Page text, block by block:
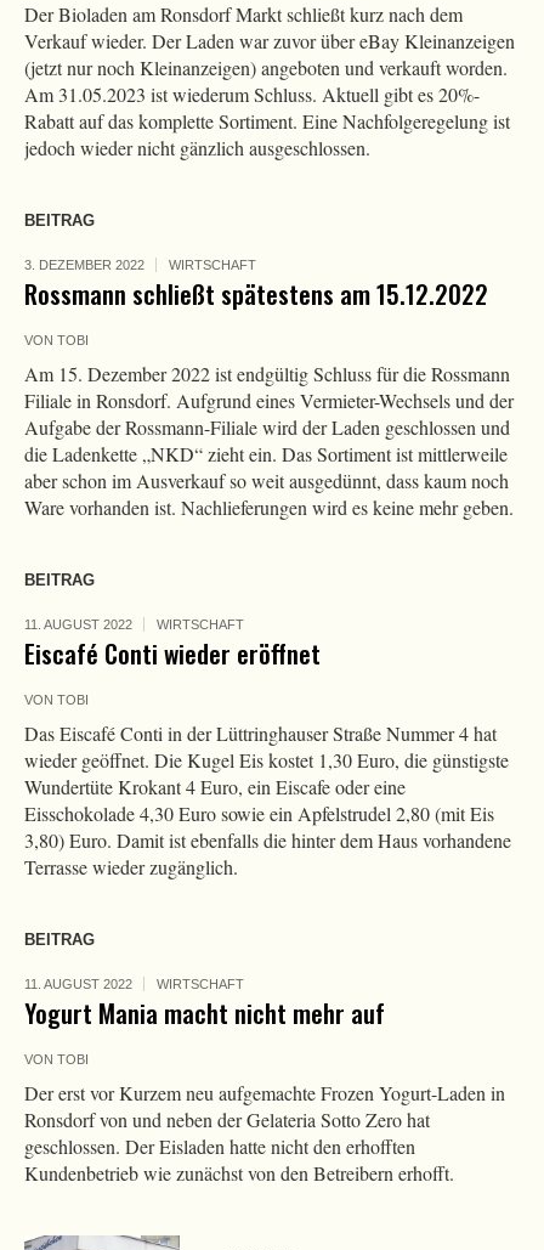
Der Bioladen am Ronsdorf Markt schließt kurz nach dem
Verkauf wieder. Der Laden war zuvor über eBay Kleinanzeigen
(jetzt nur noch Kleinanzeigen) angeboten und verkauft worden.
Am 31.05.2023 ist wiederum Schluss. Aktuell gibt es 20%-
Rabatt auf das komplette Sortiment. Eine Nachfolgeregelung ist
jedoch wieder nicht gänzlich ausgeschlossen.
BEITRAG
3. DEZEMBER 2022 WIRTSCHAFT
Rossmann schließt spätestens am 15.12.2022
VON TOBI
Am 15. Dezember 2022 ist endgültig Schluss für die Rossmann
Filiale in Ronsdorf. Aufgrund eines Vermieter-Wechsels und der
Aufgabe der Rossmann-Filiale wird der Laden geschlossen und
die Ladenkette „NKD“ zieht ein. Das Sortiment ist mittlerweile
aber schon im Ausverkauf so weit ausgedünnt, dass kaum noch
Ware vorhanden ist. Nachlieferungen wird es keine mehr geben.
BEITRAG
11. AUGUST 2022 WIRTSCHAFT
Eiscafé Conti wieder eröffnet
VON TOBI
Das Eiscafé Conti in der Lüttringhauser Straße Nummer 4 hat
wieder geöffnet. Die Kugel Eis kostet 1,30 Euro, die günstigste
Wundertüte Krokant 4 Euro, ein Eiscafe oder eine
Eisschokolade 4,30 Euro sowie ein Apfelstrudel 2,80 (mit Eis
3,80) Euro. Damit ist ebenfalls die hinter dem Haus vorhandene
Terrasse wieder zugänglich.
BEITRAG
11. AUGUST 2022 WIRTSCHAFT
Yogurt Mania macht nicht mehr auf
VON TOBI
Der erst vor Kurzem neu aufgemachte Frozen Yogurt-Laden in
Ronsdorf von und neben der Gelateria Sotto Zero hat
geschlossen. Der Eisladen hatte nicht den erhofften
Kundenbetrieb wie zunächst von den Betreibern erhofft.